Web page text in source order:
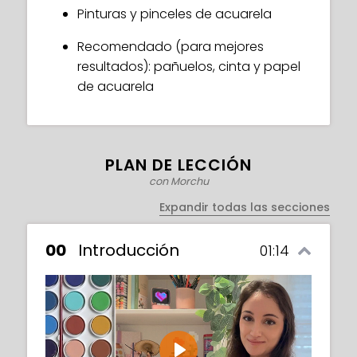
¡Únete a la diversión y prepárate para
elevar tus creaciones artísticas a un nivel
completamente nuevo!
Pinturas y pinceles de acuarela
Recomendado (para mejores
resultados): pañuelos, cinta y papel
de acuarela
PLAN DE LECCIÓN
con Morchu
Expandir todas las secciones
00 Introducción 01:14